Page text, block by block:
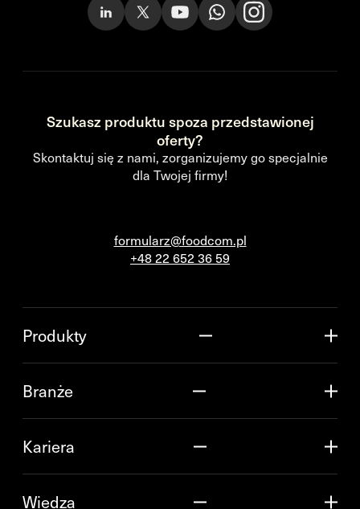
Szukasz produktu spoza przedstawionej
oferty?
Skontaktuj się z nami, zorganizujemy go specjalnie
dla Twojej firmy!
formularz@foodcom.pl
+48 22 652 36 59
Produkty
Branże
Kariera
Wiedza